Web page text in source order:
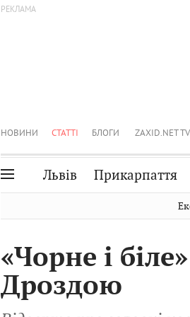
НОВИНИ СТАТТІ БЛОГИ ZAXID.NET TV
Львів Прикарпаття
Волинь
Закарпаття
Чернівці
«Чорне і
Дроздою